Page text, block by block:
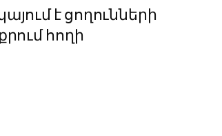
է ցողունների
հողի